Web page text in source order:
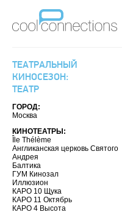
ТЕАТРАЛЬНЫЙ
КИНОСЕЗОН:
ТЕАТР
ГОРОД:
Москва
КИНОТЕАТРЫ:
Île Thélème
Англиканская церковь Святого
Андрея
Балтика
ГУМ Кинозал
Иллюзион
КАРО 10 Щука
КАРО 11 Октябрь
КАРО 4 Высота